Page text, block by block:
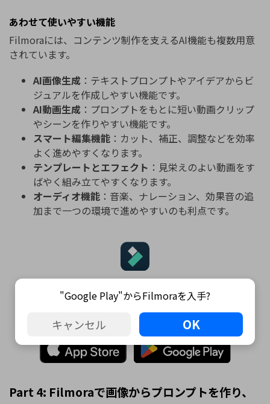
あわせて使いやすい機能
Filmoraには、コンテンツ制作を支えるAI機能も複数用意
されています。
AI画像生成 ：テキストプロンプトやアイデアからビ
ジュアルを作成しやすい機能です。
AI動画生成 ：プロンプトをもとに短い動画クリップ
やシーンを作りやすい機能です。
スマート編集機能 ：カット、補正、調整などを効率
よく進めやすくなります。
テンプレートとエフェクト ：見栄えのよい動画をす
ばやく組み立てやすくなります。
オーディオ機能 ：音楽、ナレーション、効果音の追
加まで一つの環境で進めやすいのも利点です。
Filmora
⭐⭐⭐⭐⭐
AI機能を搭載した動画編集ソフト・アプリ
Part 4: Filmoraで画像からプロンプトを作り、
"Google Play"からFilmoraを入手?
キャンセル OK